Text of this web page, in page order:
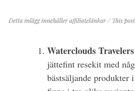
Waterclouds
jättefint resekit med
bästsäljande